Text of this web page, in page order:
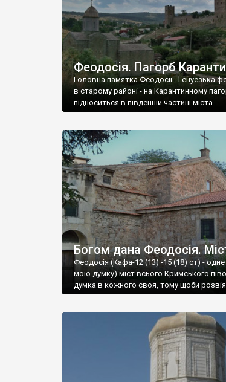
Феодосія. Пагорб
Головна памятка Феодосії - Генуезька
в старому районі - на Карантинному
підноситься в південній частині міста.
Богом дана Феодосія.
Феодосія (Кафа-12 (13) -15 (18) ст) - одне
мою думку) міст всього Кримського
думка в кожного своя, тому щоби
запрошую відвідати це